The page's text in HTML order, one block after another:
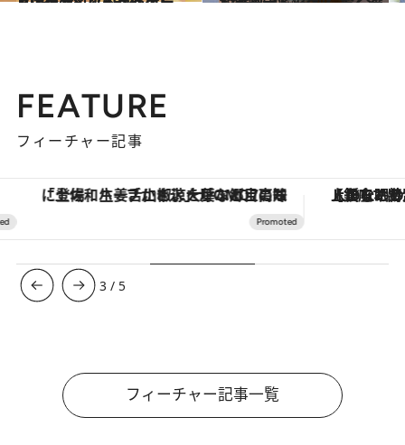
FEATURE
フィーチャー記事
「土佐和ハーブかき氷」がOMO7高知に登場！生姜、山椒、大葉など目にも舌にも涼を呼ぶ郷土の味 【銀座で出合う最旬美容】美髪ケアや上質
3 / 5
フィーチャー記事一覧